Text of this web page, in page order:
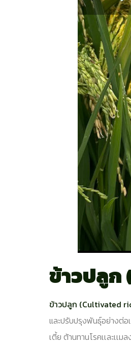
ข้าวปลู
ข้าวปลูก (Cultivated
และปรับปรุงพันธุ์อย่างต่
เตี้ย ต้านทานโรคเเละเ